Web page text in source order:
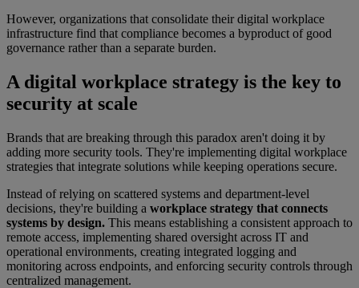
However, organizations that consolidate their digital workplace
infrastructure find that compliance becomes a byproduct of good
governance rather than a separate burden.
A digital workplace strategy is the key to
security at scale
Brands that are breaking through this paradox aren't doing it by
adding more security tools. They're implementing digital workplace
strategies that integrate solutions while keeping operations secure.
Instead of relying on scattered systems and department-level
decisions, they're building a workplace strategy that connects
systems by design. This means establishing a consistent approach to
remote access, implementing shared oversight across IT and
operational environments, creating integrated logging and
monitoring across endpoints, and enforcing security controls through
centralized management.